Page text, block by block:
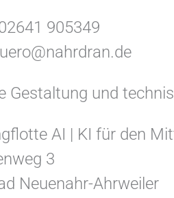
905349
Gestaltung und
AI | KI für den
3
Neuenahr-Ahrweiler